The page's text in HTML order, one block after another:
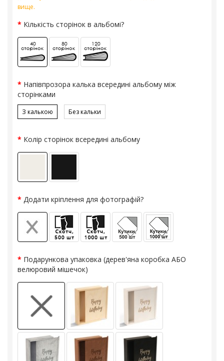
вище.
Кількість сторінок в альбомі?
Напівпрозора калька всередині альбому між
сторінками
З калькою Без кальки
Колір сторінок всередині альбому
Додати кріплення для фотографій?
Подарункова упаковка (дерев'яна коробка АБО
велюровий мішечок)